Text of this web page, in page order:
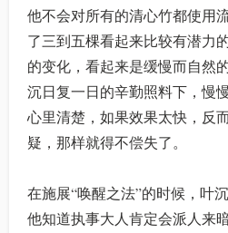
他不会对所有的清心竹都使用
了三到五棵看起来比较有潜力
的变化，看起来是缓慢而自然
沉日复一日的辛勤照料下，慢
心里清楚，如果效果太快，反
疑，那样就得不偿失了。
在施展“唤醒之法”的时候，叶
他知道执事大人肯定会派人来